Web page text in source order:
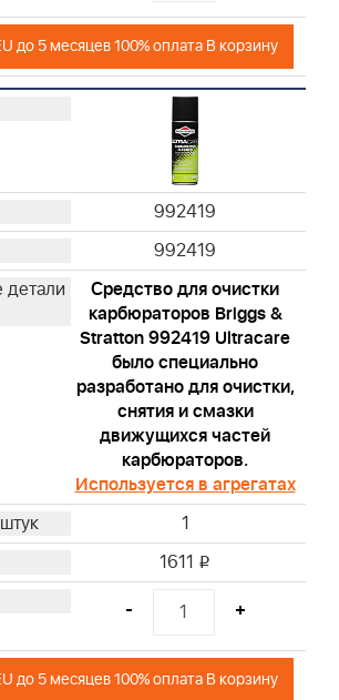
до 5 месяцев 100% оплата В корзину
992419
992419
Средство для очистки
карбюраторов Briggs &
Stratton 992419 Ultracare
было специально
разработано для очистки,
снятия и смазки
движущихся частей
карбюраторов.
Используется в агрегатах
1
1611 i
- +
до 5 месяцев 100% оплата В корзину